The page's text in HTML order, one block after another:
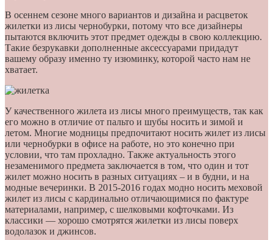
В осеннем сезоне много вариантов и дизайна и расцветок
жилетки из лисы чернобурки, потому что все дизайнеры
пытаются включить этот предмет одежды в свою коллекцию.
Такие безрукавки дополненные аксессуарами придадут
вашему образу именно ту изюминку, которой часто нам не
хватает.
У качественного жилета из лисы много преимуществ, так как
его можно в отличие от пальто и шубы носить и зимой и
летом. Многие модницы предпочитают носить жилет из лисы
или чернобурки в офисе на работе, но это конечно при
условии, что там прохладно. Также актуальность этого
незаменимого предмета заключается в том, что один и тот
жилет можно носить в разных ситуациях – и в будни, и на
модные вечеринки. В 2015-2016 годах модно носить меховой
жилет из лисы с кардинально отличающимися по фактуре
материалами, например, с шелковыми кофточками. Из
классики — хорошо смотрятся жилетки из лисы поверх
водолазок и джинсов.